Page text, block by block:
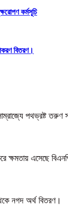
কর্মসূচি
বিতরণ।
পথভ্রষ্ট তরুণ
ক্ষমতায় এসেছে
নগদ অর্থ বিতরণ।